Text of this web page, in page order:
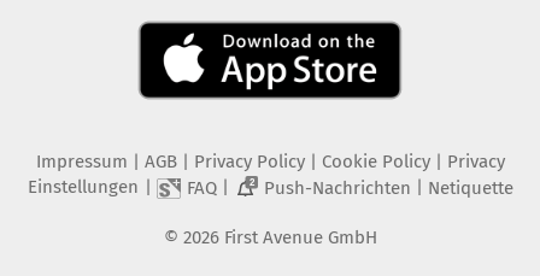
Impressum AGB Privacy Policy| Cookie Policy| Privacy
Einstellungen
FAQ| 2 Push-Nachrichten Netiquette
© 2026 First Avenue GmbH